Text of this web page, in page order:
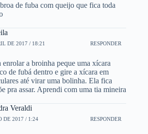
de fuba com queijo que fica toda
DE 2017 / 18:21 RESPONDER
a broinha peque uma xícara
de fubá dentro e gire a xícara em
até virar uma bolinha. Ela fica
pra assar. Aprendi com uma tia mineira
Veraldi
DE 2017 / 1:24 RESPONDER